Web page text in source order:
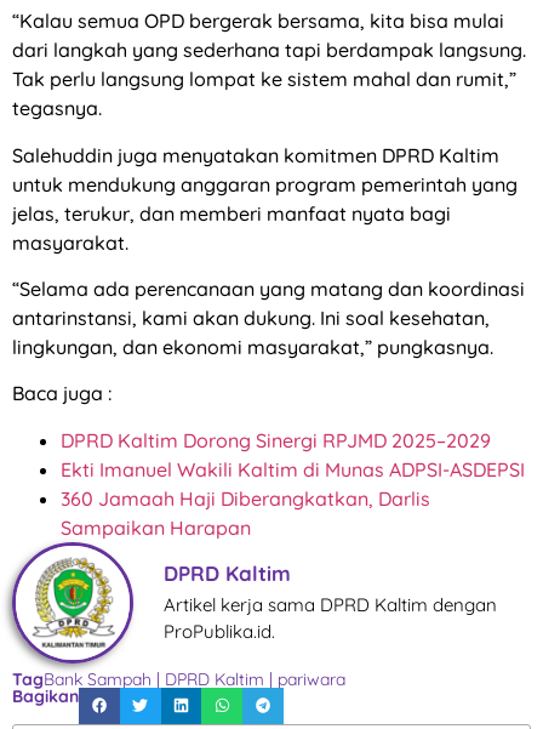
“Kalau semua OPD bergerak bersama, kita bisa mulai
dari langkah yang sederhana tapi berdampak langsung.
Tak perlu langsung lompat ke sistem mahal dan rumit,”
tegasnya.
Salehuddin juga menyatakan komitmen DPRD Kaltim
untuk mendukung anggaran program pemerintah yang
jelas, terukur, dan memberi manfaat nyata bagi
masyarakat.
“Selama ada perencanaan yang matang dan koordinasi
antarinstansi, kami akan dukung. Ini soal kesehatan,
lingkungan, dan ekonomi masyarakat,” pungkasnya.
Baca juga :
DPRD Kaltim Dorong Sinergi RPJMD 2025–2029
Ekti Imanuel Wakili Kaltim di Munas ADPSI-ASDEPSI
360 Jamaah Haji Diberangkatkan, Darlis
Sampaikan Harapan
DPRD Kaltim
Artikel kerja sama DPRD Kaltim dengan
ProPublika.id.
TagBank Sampah | DPRD Kaltim | pariwara
Bagikan